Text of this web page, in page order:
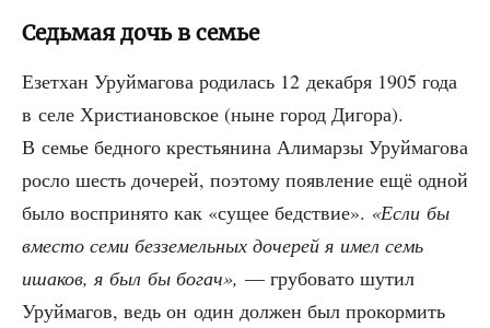
Седьмая дочь в семье
Езет­хан Уруй­ма­го­ва роди­лась 12 декаб­ря 1905 года
в селе Хри­сти­а­нов­ское (ныне город Диго­ра).
В семье бед­но­го кре­стья­ни­на Али­мар­зы Уруй­ма­го­ва
рос­ло шесть доче­рей, поэто­му появ­ле­ние ещё одной
было вос­при­ня­то как «сущее бед­ствие». «Если бы
вме­сто семи без­зе­мель­ных доче­рей я имел семь
иша­ков, я был бы богач», — гру­бо­ва­то шутил
Уруй­ма­гов, ведь он один дол­жен был про­кор­мить